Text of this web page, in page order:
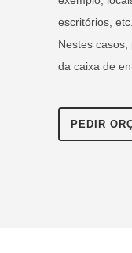
escritórios, etc.
Nestes
da caixa de
PEDIR